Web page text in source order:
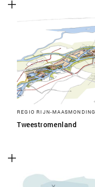
REGIO RIJN-MAASMONDING
Tweestromenland